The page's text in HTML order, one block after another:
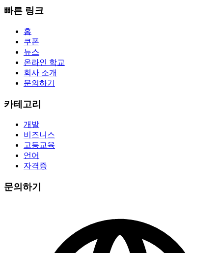
빠른 링크
홈
쿠폰
뉴스
온라인 학교
회사 소개
문의하기
카테고리
개발
비즈니스
고등교육
언어
자격증
문의하기